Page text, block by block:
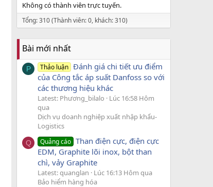
Không có thành viên trực tuyến.
Tổng: 310 (Thành viên: 0, khách: 310)
Bài mới nhất
P Thảo luận Đánh giá chi tiết ưu điểm
của Công tắc áp suất Danfoss so với
các thương hiệu khác
Latest: Phương_bilalo
Lúc 16:58 Hôm
qua
Dịch vụ doanh nghiệp xuất nhập khẩu-
Logistics
Q Quảng cáo Than điện cực, điện cực
EDM, Graphite lõi inox, bột than
chì, vảy Graphite
Latest: quanglan
Lúc 16:13 Hôm qua
Bảo hiểm hàng hóa